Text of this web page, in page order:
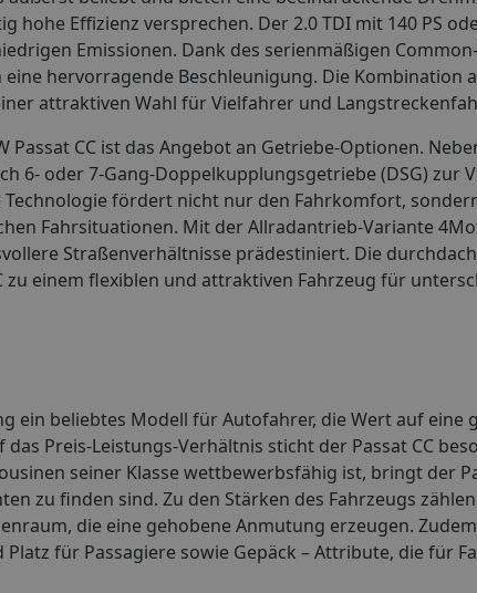
Effizienz versprechen. Der 2.0 TDI mit 140 PS
Emissionen. Dank des serienmäßigen
hervorragende Beschleunigung. Die Kombination
attraktiven Wahl für Vielfahrer und
CC ist das Angebot an Getriebe-Optionen.
6- oder 7-Gang-Doppelkupplungsgetriebe (DSG) zur
fördert nicht nur den Fahrkomfort,
Fahrsituationen. Mit der Allradantrieb-Variante
Straßenverhältnisse prädestiniert. Die
zu einem flexiblen und attraktiven Fahrzeug für
ein beliebtes Modell für Autofahrer, die Wert auf eine
Preis-Leistungs-Verhältnis sticht der Passat CC
seiner Klasse wettbewerbsfähig ist, bringt der
zu finden sind. Zu den Stärken des Fahrzeugs
die eine gehobene Anmutung erzeugen.
für Passagiere sowie Gepäck – Attribute, die für